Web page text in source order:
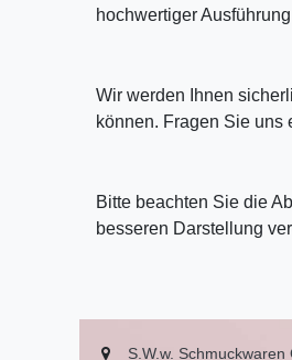
hochwertiger
Wir werden Ihnen
können. Fragen Sie uns
Bitte beachten Sie die
besseren Darstellung
S.W.w. Schmuckwaren